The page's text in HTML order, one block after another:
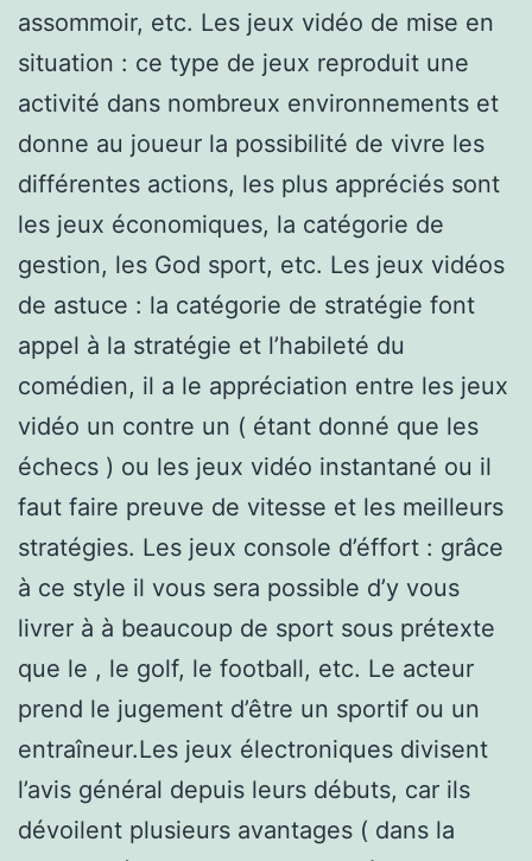
assommoir, etc. Les jeux vidéo de mise en
situation : ce type de jeux reproduit une
activité dans nombreux environnements et
donne au joueur la possibilité de vivre les
différentes actions, les plus appréciés sont
les jeux économiques, la catégorie de
gestion, les God sport, etc. Les jeux vidéos
de astuce : la catégorie de stratégie font
appel à la stratégie et l’habileté du
comédien, il a le appréciation entre les jeux
vidéo un contre un ( étant donné que les
échecs ) ou les jeux vidéo instantané ou il
faut faire preuve de vitesse et les meilleurs
stratégies. Les jeux console d’éffort : grâce
à ce style il vous sera possible d’y vous
livrer à à beaucoup de sport sous prétexte
que le , le golf, le football, etc. Le acteur
prend le jugement d’être un sportif ou un
entraîneur.Les jeux électroniques divisent
l’avis général depuis leurs débuts, car ils
dévoilent plusieurs avantages ( dans la